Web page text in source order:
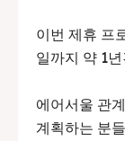
이번 제휴 프
일까지 약 1
에어서울 관
계획하는 분